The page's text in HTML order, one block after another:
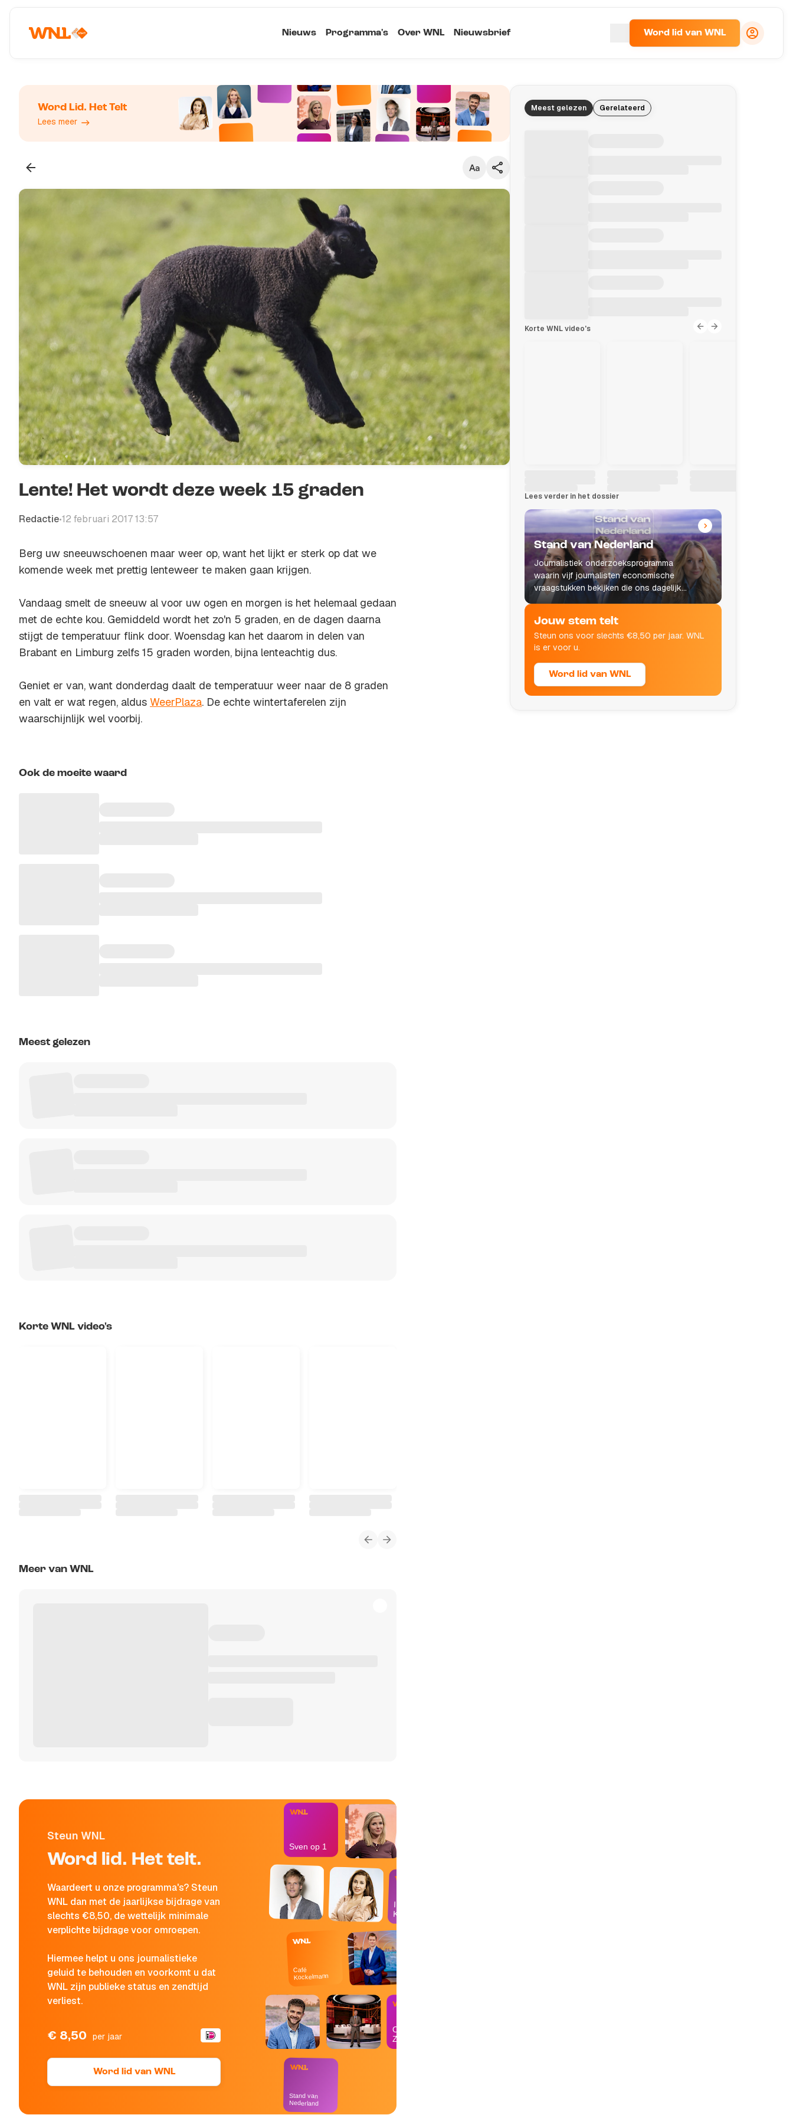
Nieuws Programma's Over WNL Nieuwsbrief Word lid van WNL
Word Lid. Het Telt
Lees meer
Lente! Het wordt deze week 15 graden
Redactie•12 februari 2017 13:57
Berg uw sneeuwschoenen maar weer op, want het lijkt er sterk op dat we
komende week met prettig lenteweer te maken gaan krijgen.
Vandaag smelt de sneeuw al voor uw ogen en morgen is het helemaal gedaan
met de echte kou. Gemiddeld wordt het zo'n 5 graden, en de dagen daarna
stijgt de temperatuur flink door. Woensdag kan het daarom in delen van
Brabant en Limburg zelfs 15 graden worden, bijna lenteachtig dus.
Geniet er van, want donderdag daalt de temperatuur weer naar de 8 graden
en valt er wat regen, aldus WeerPlaza. De echte wintertaferelen zijn
waarschijnlijk wel voorbij.
Ook de moeite waard
Meest gelezen
Korte WNL video's
Meer van WNL
Steun WNL
Word lid. Het telt.
Waardeert u onze programma's? Steun
WNL dan met de jaarlijkse bijdrage van
slechts €8,50, de wettelijk minimale
verplichte bijdrage voor omroepen.
Hiermee helpt u ons journalistieke
geluid te behouden en voorkomt u dat
WNL zijn publieke status en zendtijd
verliest.
€ 8,50 per jaar
Word lid van WNL
Stand van
Nederland
Op
Zondag
Café
Kockelmann
In de
Kantine
Sven op 1
Meest gelezen Gerelateerd
Korte WNL video's
Lees verder in het dossier
Stand van Nederland
Journalistiek onderzoeksprogramma
waarin vijf journalisten economische
vraagstukken bekijken die ons dagelijks
leven raken.
Jouw stem telt
Steun ons voor slechts €8,50 per jaar. WNL
is er voor u.
Word lid van WNL